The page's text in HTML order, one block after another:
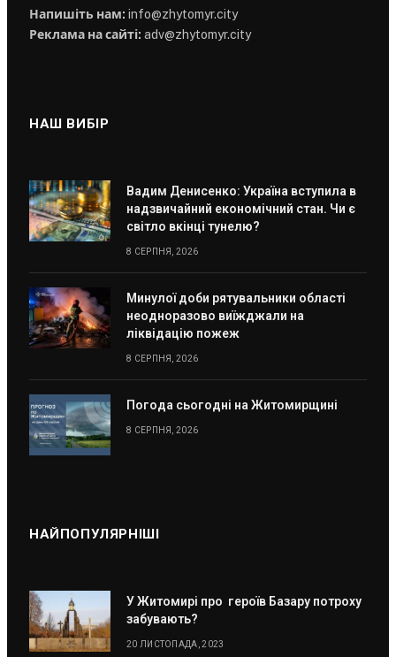
Напишіть нам: info@zhytomyr.city
Реклама на сайті: adv@zhytomyr.city
НАШ ВИБІР
Вадим Денисенко: Україна вступила в
надзвичайний економічний стан. Чи є
світло вкінці тунелю?
8 СЕРПНЯ, 2026
Минулої доби рятувальники області
неодноразово виїжджали на
ліквідацію пожеж
8 СЕРПНЯ, 2026
Погода сьогодні на Житомирщині
8 СЕРПНЯ, 2026
НАЙПОПУЛЯРНІШІ
У Житомирі про героїв Базару потроху
забувають?
20 ЛИСТОПАДА, 2023